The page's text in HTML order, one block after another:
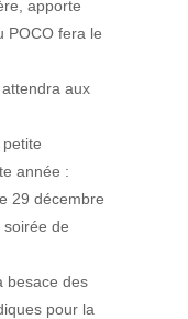
apporte
POCO fera le
aux
année :
29 décembre
de
besace des
pour la